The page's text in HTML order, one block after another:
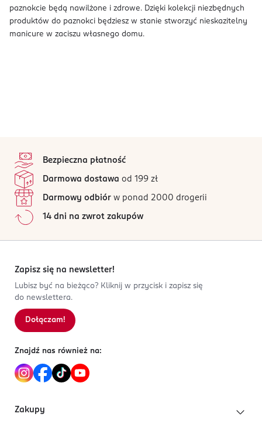
paznokcie będą nawilżone i zdrowe. Dzięki kolekcji niezbędnych
produktów do paznokci będziesz w stanie stworzyć nieskazitelny
manicure w zaciszu własnego domu.
Bezpieczna płatność
Darmowa dostawa od 199 zł
Darmowy odbiór w ponad 2000 drogerii
14 dni na zwrot zakupów
Zapisz się na newsletter!
Lubisz być na bieżąco? Kliknij w przycisk i zapisz się
do newslettera.
Dołączam!
Znajdź nas również na:
Zakupy